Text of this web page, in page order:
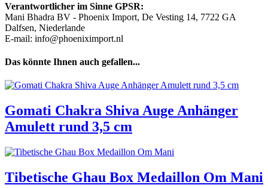
Verantwortlicher im Sinne GPSR:
Mani Bhadra BV - Phoenix Import, De Vesting 14, 7722 GA
Dalfsen, Niederlande
E-mail: info@phoeniximport.nl
Das könnte Ihnen auch gefallen...
Gomati Chakra Shiva Auge Anhänger
Amulett rund 3,5 cm
Tibetische Ghau Box Medaillon Om Mani